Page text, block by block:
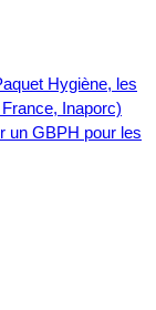
Hygiène, les
Inaporc)
un GBPH pour les